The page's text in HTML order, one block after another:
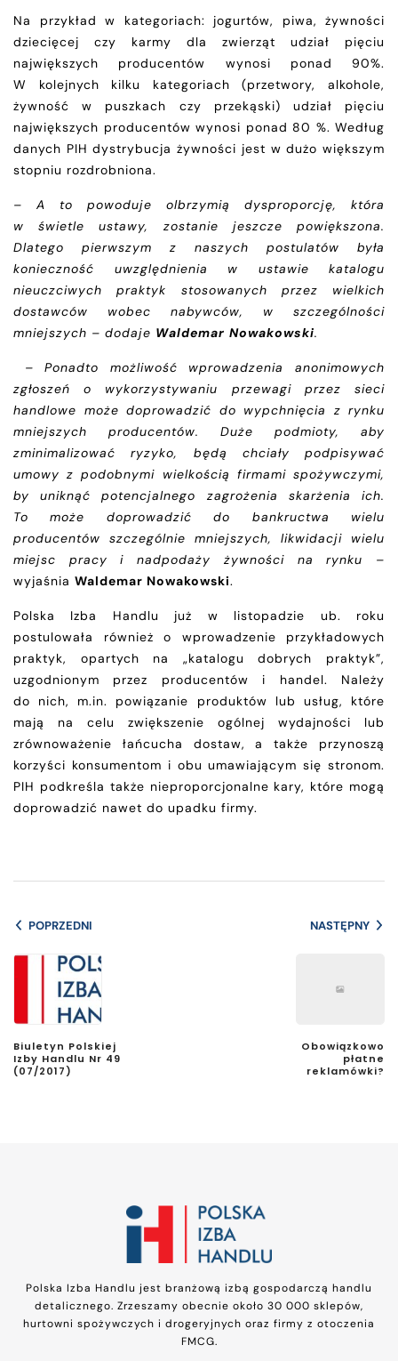
Na przykład w kategoriach: jogurtów, piwa, żywności
dziecięcej czy karmy dla zwierząt udział pięciu
największych producentów wynosi ponad 90%.
W kolejnych kilku kategoriach (przetwory, alkohole,
żywność w puszkach czy przekąski) udział pięciu
największych producentów wynosi ponad 80 %. Według
danych PIH dystrybucja żywności jest w dużo większym
stopniu rozdrobniona.
– A to powoduje olbrzymią dysproporcję, która
w świetle ustawy, zostanie jeszcze powiększona.
Dlatego pierwszym z naszych postulatów była
konieczność uwzględnienia w ustawie katalogu
nieuczciwych praktyk stosowanych przez wielkich
dostawców wobec nabywców, w szczególności
mniejszych – dodaje Waldemar Nowakowski.
– Ponadto możliwość wprowadzenia anonimowych
zgłoszeń o wykorzystywaniu przewagi przez sieci
handlowe może doprowadzić do wypchnięcia z rynku
mniejszych producentów. Duże podmioty, aby
zminimalizować ryzyko, będą chciały podpisywać
umowy z podobnymi wielkością firmami spożywczymi,
by uniknąć potencjalnego zagrożenia skarżenia ich.
To może doprowadzić do bankructwa wielu
producentów szczególnie mniejszych, likwidacji wielu
miejsc pracy i nadpodaży żywności na rynku –
wyjaśnia Waldemar Nowakowski.
Polska Izba Handlu już w listopadzie ub. roku
postulowała również o wprowadzenie przykładowych
praktyk, opartych na „katalogu dobrych praktyk”,
uzgodnionym przez producentów i handel. Należy
do nich, m.in. powiązanie produktów lub usług, które
mają na celu zwiększenie ogólnej wydajności lub
zrównoważenie łańcucha dostaw, a także przynoszą
korzyści konsumentom i obu umawiającym się stronom.
PIH podkreśla także nieproporcjonalne kary, które mogą
doprowadzić nawet do upadku firmy.
POPRZEDNI
Biuletyn Polskiej
Izby Handlu Nr 49
(07/2017)
NASTĘPNY
Obowiązkowo
płatne
reklamówki?
Polska Izba Handlu jest branżową izbą gospodarczą handlu
detalicznego. Zrzeszamy obecnie około 30 000 sklepów,
hurtowni spożywczych i drogeryjnych oraz firmy z otoczenia
FMCG.